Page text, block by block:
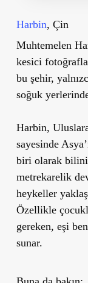
Harbin, Çin
Muhtemelen
kesici
bu şehir,
soğuk
Harbin,
sayesinde
biri olarak
metrekarelik
heykeller
Özellikle
gereken, eşi
sunar.